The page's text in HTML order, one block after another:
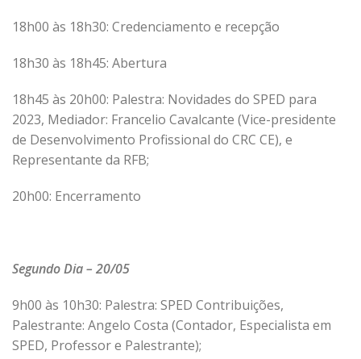
18h00 às 18h30: Credenciamento e recepção
18h30 às 18h45: Abertura
18h45 às 20h00: Palestra: Novidades do SPED para
2023, Mediador: Francelio Cavalcante (Vice-presidente
de Desenvolvimento Profissional do CRC CE), e
Representante da RFB;
20h00: Encerramento
Segundo Dia – 20/05
9h00 às 10h30: Palestra: SPED Contribuições,
Palestrante: Angelo Costa (Contador, Especialista em
SPED, Professor e Palestrante);